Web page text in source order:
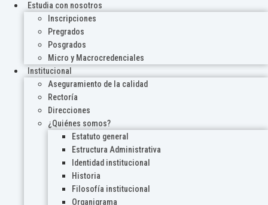
Estudia con nosotros
Inscripciones
Pregrados
Posgrados
Micro y Macrocredenciales
Institucional
Aseguramiento de la calidad
Rectoría
Direcciones
¿Quiénes somos?
Estatuto general
Estructura Administrativa
Identidad institucional
Historia
Filosofía institucional
Organigrama